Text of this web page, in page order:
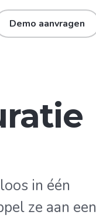
Demo aanvragen
in één
ze aan een